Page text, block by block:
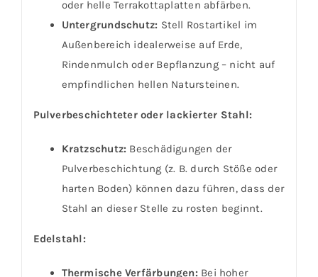
oder helle Terrakottaplatten abfärben.
Untergrundschutz: Stell Rostartikel im
Außenbereich idealerweise auf Erde,
Rindenmulch oder Bepflanzung – nicht auf
empfindlichen hellen Natursteinen.
Pulverbeschichteter oder lackierter Stahl:
Kratzschutz: Beschädigungen der
Pulverbeschichtung (z. B. durch Stöße oder
harten Boden) können dazu führen, dass der
Stahl an dieser Stelle zu rosten beginnt.
Edelstahl:
Thermische Verfärbungen: Bei hoher